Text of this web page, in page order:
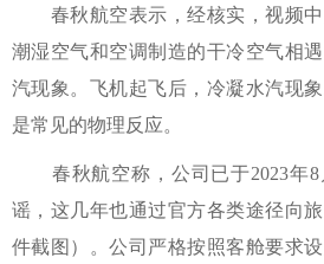
春秋航空表示，经核实，视频中
潮湿空气和空调制造的干冷空气相
汽现象。飞机起飞后，冷凝水汽现
是常见的物理反应。
春秋航空称，公司已于2023年8
谣，这几年也通过官方各类途径向
件截图）。公司严格按照客舱要求